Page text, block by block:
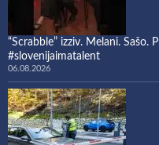
“Scrabble” izziv. Melani. Sašo.
#slovenijaimatalent
06.08.2026